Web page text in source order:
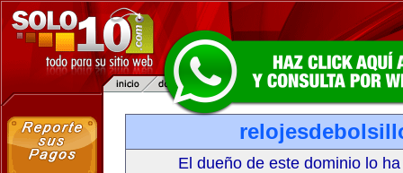
El dueño de este dominio lo